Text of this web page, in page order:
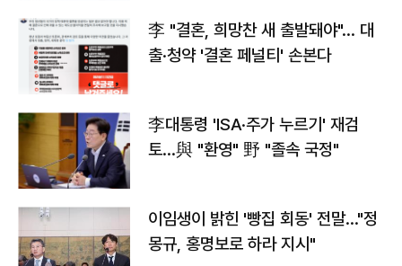
李 "결혼, 희망찬 새 출발돼야"… 대
출·청약 '결혼 페널티' 손본다
李대통령 'ISA·주가 누르기' 재검
토…與 "환영" 野 "졸속 국정"
이임생이 밝힌 '빵집 회동' 전말…"정
몽규, 홍명보로 하라 지시"